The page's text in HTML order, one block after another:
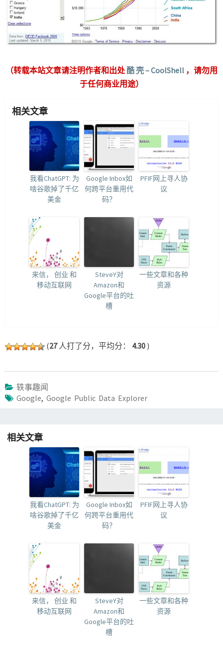
（转载本站文章请注明作者和出处酷 壳 – CoolShell ，请勿用
于任何商业用途）
相关文章
我看ChatGPT: 为
啥谷歌掉了千亿
美金
Google Inbox如
何跨平台重用代
码？
PFIF网上寻人协
议
来信， 创业 和
移动互联网
SteveY对
Amazon和
Google平台的吐
槽
一些文章和各种
资源
(27人打了分，平均分： 4.30 )
轶事趣闻
Google, Google Public Data Explorer
相关文章
我看ChatGPT: 为
啥谷歌掉了千亿
美金
Google Inbox如
何跨平台重用代
码？
PFIF网上寻人协
议
来信， 创业 和
移动互联网
SteveY对
Amazon和
Google平台的吐
槽
一些文章和各种
资源